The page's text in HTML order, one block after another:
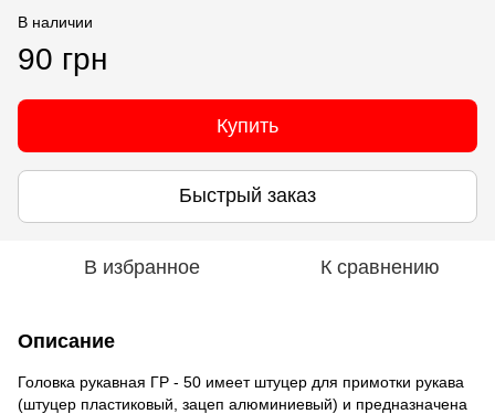
В наличии
90 грн
Купить
Быстрый заказ
В избранное К сравнению
Описание
Головка рукавная ГР - 50 имеет штуцер для примотки рукава
(штуцер пластиковый, зацеп алюминиевый) и предназначена